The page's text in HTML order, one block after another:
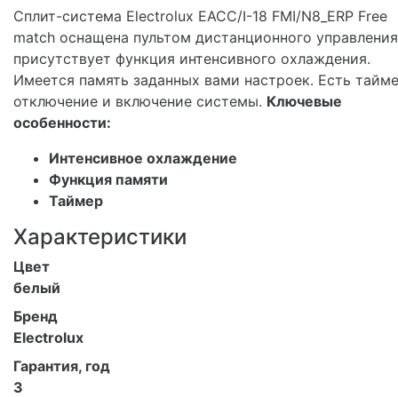
Сплит-система Electrolux EACC/I-18 FMI/N8_ERP Free
match оснащена пультом дистанционного
присутствует функция интенсивного охлаждения.
Имеется память заданных вами настроек. Есть
отключение и включение системы. Ключевые
особенности:
Интенсивное охлаждение
Функция памяти
Таймер
Характеристики
Цвет
белый
Бренд
Electrolux
Гарантия, год
3